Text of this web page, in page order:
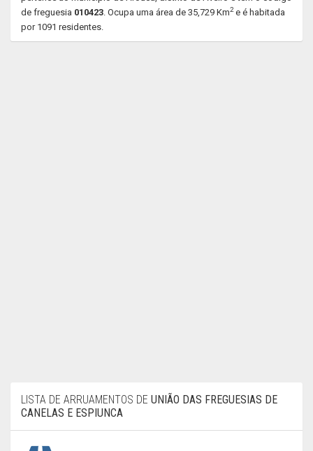
de freguesia 010423. Ocupa uma área de 35,729 Km2e é habitada
por 1091 residentes.
LISTA DE ARRUAMENTOS DE UNIÃO DAS FREGUESIAS DE
CANELAS E ESPIUNCA